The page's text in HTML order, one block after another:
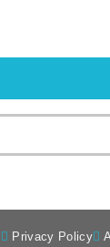
Privacy Policy